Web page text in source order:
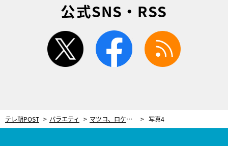
公式SNS・RSS
twitter facebook
テレ朝POST バラエティ マツコ、ロケ中に衝撃発言！大久保佳代子「お蔵入りになったら…」と大焦り 写真4